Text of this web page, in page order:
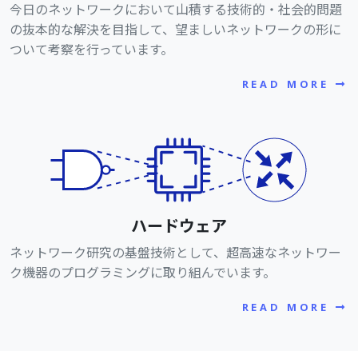
今日のネットワークにおいて山積する技術的・社会的問題
の抜本的な解決を目指して、望ましいネットワークの形に
ついて考察を行っています。
READ MORE
ハードウェア
ネットワーク研究の基盤技術として、超高速なネットワー
ク機器のプログラミングに取り組んでいます。
READ MORE